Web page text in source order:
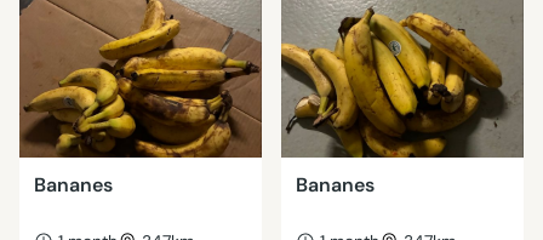
Bananes Bananes